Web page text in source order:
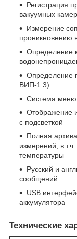
Регистрация
вакуумных
Измерение
проникновению
Определение
Определение
ВИП-1.3)
Система
Отображение
с подсветкой
Полная
измерений, в
температуры
Русский и
сообщений
USB
аккумулятора
Технические